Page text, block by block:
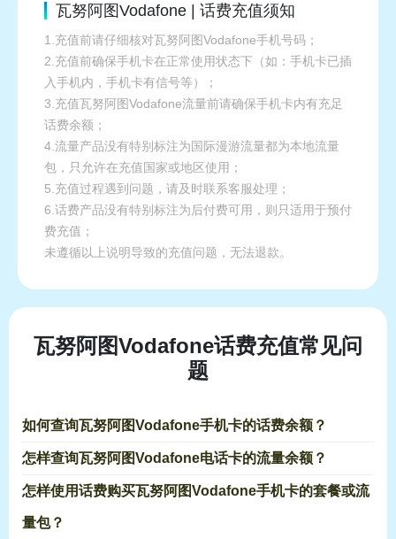
瓦努阿图Vodafone | 话费充值须知
1.充值前请仔细核对瓦努阿图Vodafone手机号码；
2.充值前确保手机卡在正常使用状态下（如：手机卡已插
入手机内，手机卡有信号等）；
3.充值瓦努阿图Vodafone流量前请确保手机卡内有充足
话费余额；
4.流量产品没有特别标注为国际漫游流量都为本地流量
包，只允许在充值国家或地区使用；
5.充值过程遇到问题，请及时联系客服处理；
6.话费产品没有特别标注为后付费可用，则只适用于预付
费充值；
未遵循以上说明导致的充值问题，无法退款。
瓦努阿图Vodafone话费充值常见问
题
如何查询瓦努阿图Vodafone手机卡的话费余额？
怎样查询瓦努阿图Vodafone电话卡的流量余额？
怎样使用话费购买瓦努阿图Vodafone手机卡的套餐或流
量包？